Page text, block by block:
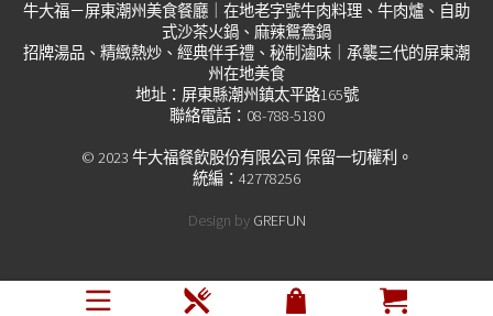
牛大福－屏東潮州美食餐廳｜在地老字號牛肉料理、牛肉爐、自助
式沙茶火鍋、麻辣鴛鴦鍋
招牌湯品、精緻熱炒、經典伴手禮、秘制滷味｜承襲三代的屏東潮
州在地美食
地址：屏東縣潮州鎮太平路165號
聯絡電話：08-788-5180
© 2023 牛大福餐飲股份有限公司 保留一切權利。
統編：42778256
Design by GREFUN